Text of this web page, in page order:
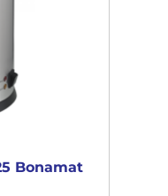
Bonamat